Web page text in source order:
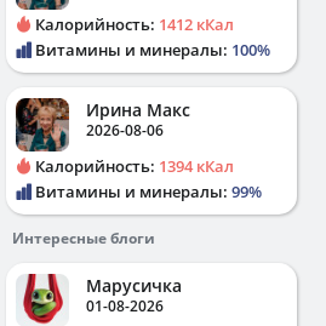
Калорийность: 1412 кКал
Витамины и минералы: 100%
Ирина Макс
2026-08-06
Калорийность: 1394 кКал
Витамины и минералы: 99%
Интересные блоги
Марусичка
01-08-2026